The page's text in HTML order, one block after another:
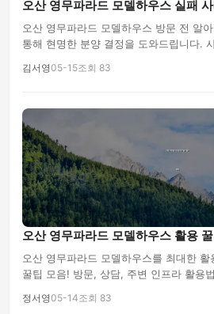
오산 영무파라드 모델하우스 실패
오산 영무파라드 모델하우스 방문 전 알
통해 현명한 분양 결정을 도와드립니다.
김서영05-15조회 83
오산 영무파라드 모델하우스 활용
오산 영무파라드 모델하우스를 최대한
꿀팁 모음! 방문, 상담, 주변 인프라 활용
정서영05-14조회 83